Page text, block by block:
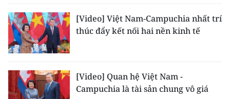
[Video] Việt Nam-Campuchia nhất trí
thúc đẩy kết nối hai nền kinh tế
[Video] Quan hệ Việt Nam -
Campuchia là tài sản chung vô giá